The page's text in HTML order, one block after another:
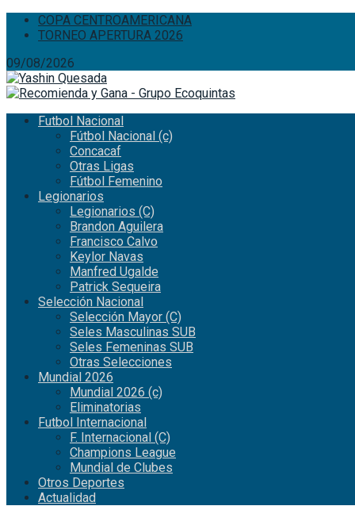
COPA CENTROAMERICANA
TORNEO APERTURA 2026
09/08/2026
Futbol Nacional
Fútbol Nacional (c)
Concacaf
Otras Ligas
Fútbol Femenino
Legionarios
Legionarios (C)
Brandon Aguilera
Francisco Calvo
Keylor Navas
Manfred Ugalde
Patrick Sequeira
Selección Nacional
Selección Mayor (C)
Seles Masculinas SUB
Seles Femeninas SUB
Otras Selecciones
Mundial 2026
Mundial 2026 (c)
Eliminatorias
Futbol Internacional
F. Internacional (C)
Champions League
Mundial de Clubes
Otros Deportes
Actualidad